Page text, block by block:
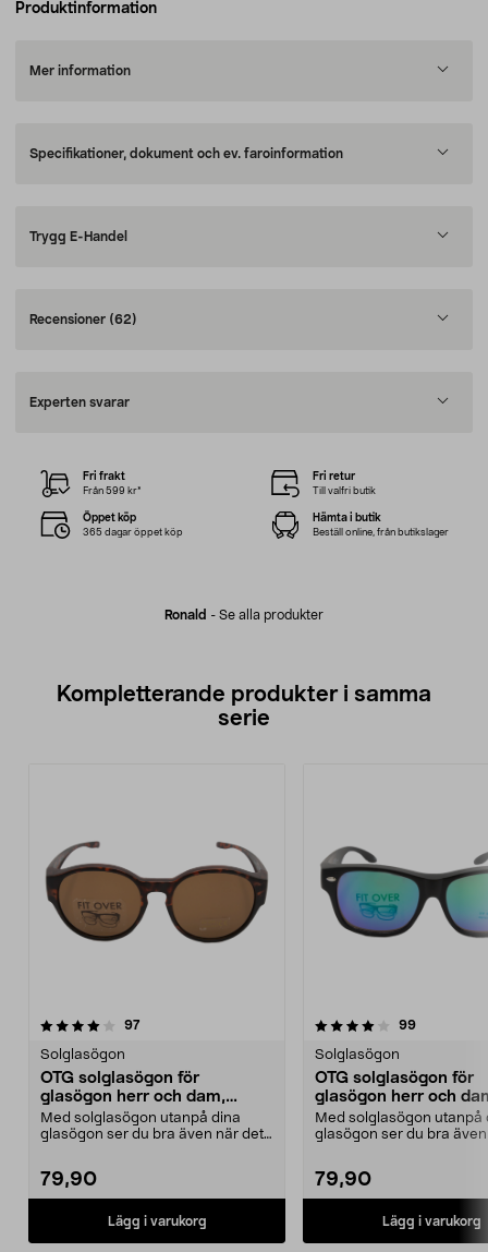
Produktinformation
Mer information
Specifikationer, dokument och ev. faroinformation
Trygg E-Handel
Recensioner (62)
Experten svarar
Ronald - Se alla produkter
Fri frakt
Från 599 kr*
Fri retur
Till valfri butik
Öppet köp
365 dagar öppet köp
Hämta i butik
Beställ online, från butikslager
Kompletterande produkter i samma
serie
97recensioner
Solglasögon
OTG solglasögon för
glasögon herr och dam,
bruna
Med solglasögon utanpå dina
glasögon ser du bra även när det
79,90
Lägg i varukorg
4.0av 5 stjärnor 99recensioner
Solglasögon
OTG solglasögon för
glasögon herr och
svarta
Med solglasögon utanpå
glasögon ser du bra
79,90
Lägg i varukorg
3.5av 5 stjärnor